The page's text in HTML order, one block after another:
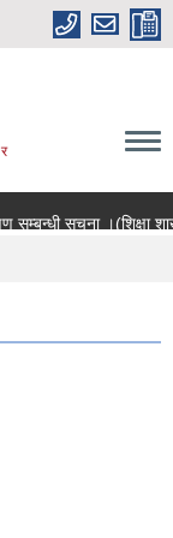
सूचना ।(शिक्षा शाखा)